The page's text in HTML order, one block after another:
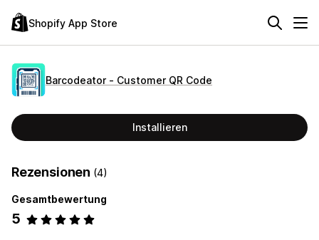
Shopify App Store
Barcodeator ‑ Customer QR Code
Installieren
Rezensionen (4)
Gesamtbewertung
5